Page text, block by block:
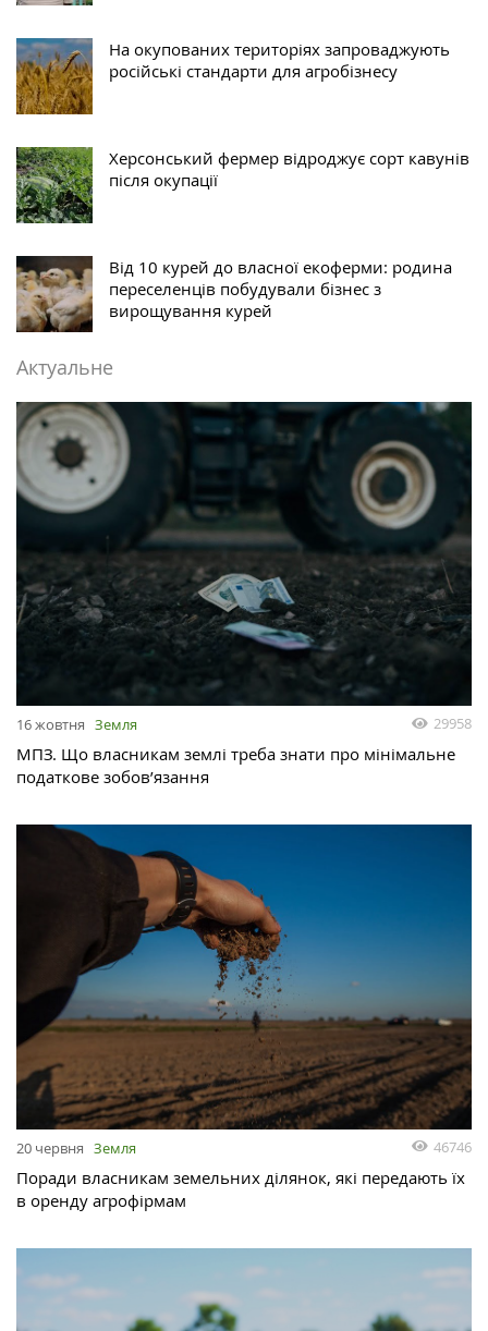
На окупованих територіях запроваджують
російські стандарти для агробізнесу
Херсонський фермер відроджує сорт кавунів
після окупації
Від 10 курей до власної екоферми: родина
переселенців побудували бізнес з
вирощування курей
Актуальне
16 жовтня Земля 29958
МПЗ. Що власникам землі треба знати про мінімальне
податкове зобов’язання
20 червня Земля 46746
Поради власникам земельних ділянок, які передають їх
в оренду агрофірмам